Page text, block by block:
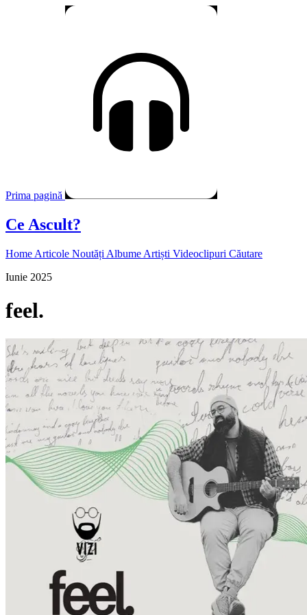
Prima pagină
Ce Ascult?
Home Articole Noutăți Albume Artiști Videoclipuri Căutare
Iunie 2025
feel.
Pagina externă
Pagina externă
V Vizi
Videoclipuri